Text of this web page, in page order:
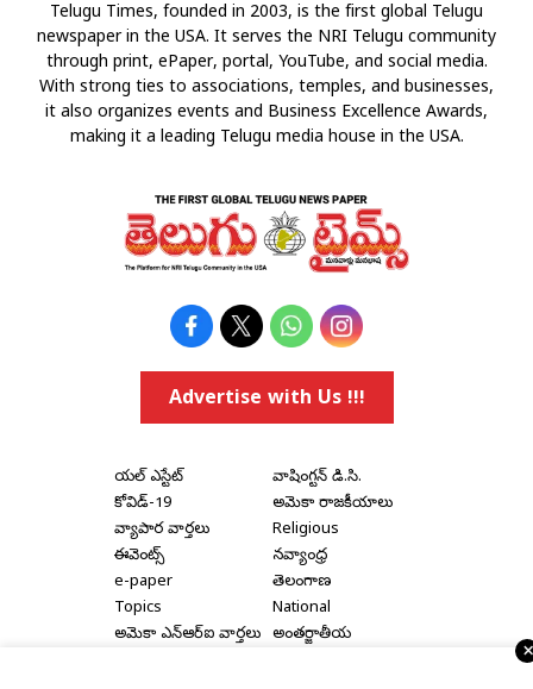
Telugu Times, founded in 2003, is the first global Telugu
newspaper in the USA. It serves the NRI Telugu community
through print, ePaper, portal, YouTube, and social media.
With strong ties to associations, temples, and businesses,
it also organizes events and Business Excellence Awards,
making it a leading Telugu media house in the USA.
Advertise with Us !!!
రియల్ ఎస్టేట్
కోవిడ్-19
వ్యాపార వార్తలు
ఈవెంట్స్
e-paper
Topics
అమెరికా ఎన్‌ఆర్‌ఐ వార్తలు
వాషింగ్టన్ డి.సి.
అమెరికా రాజకీయాలు
Religious
నవ్యాంధ్ర
తెలంగాణ
National
అంతర్జాతీయ